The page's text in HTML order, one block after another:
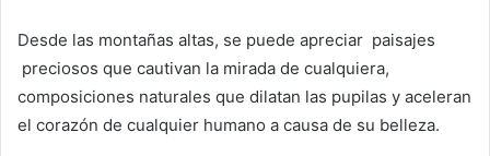
Desde las montañas altas, se puede apreciar paisajes
preciosos que cautivan la mirada de cualquiera,
composiciones naturales que dilatan las pupilas y aceleran
el corazón de cualquier humano a causa de su belleza.